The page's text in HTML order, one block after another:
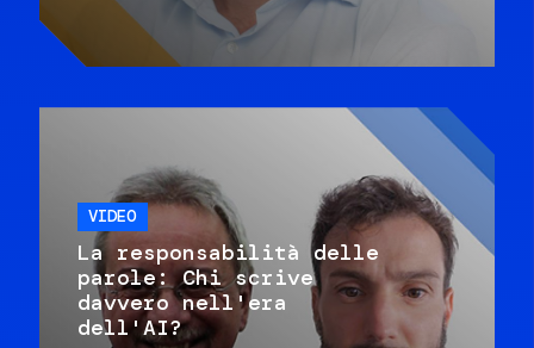
VIDEO
La responsabilità delle
parole: Chi scrive
davvero nell'era
dell'AI?